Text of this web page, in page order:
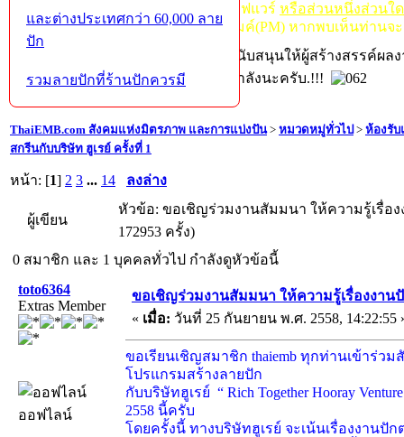
กฏ-กติกา ห้ามจำหน่าย, จ่ายแจก ซอฟแวร์ หรือส่วนหนึ่งส่วนใ
ไม่ว่าจะเป็นทางหน้าบอร์ด หรือหลังไมค์(PM) หากพบเห็นท่านจ
หากท่านถูกในในผลงาน หรืออยากสนับสนุนให้ผู้สร้างสรรค์ผล
โปรดช่วยบริจาคให้ผู้จัดทำบ้างตามกำลังนะครับ.!!!
ThaiEMB.com สังคมแห่งมิตรภาพ และการแบ่งปัน> หมวดหมู่ทั่วไป> ห้องรั
สกรีนกับบริษัท ฮูเรย์ ครั้งที่ 1
หน้า: [1] 2 3 ... 14 ลงล่าง
ผู้เขียน
หัวข้อ: ขอเชิญร่วมงานสัมมนา ให้ความรู้เรื่อ
172953 ครั้ง)
0 สมาชิก และ 1 บุคคลทั่วไป กำลังดูหัวข้อนี้
toto6364
Extras Member
ออฟไลน์
ขอเชิญร่วมงานสัมมนา ให้ความรู้เรื่องงาน
« เมื่อ: วันที่ 25 กันยายน พ.ศ. 2558, 14:22:55
ขอเรียนเชิญสมาชิก thaiemb ทุกท่านเข้าร่ว
โปรแกรมสร้างลายปัก
กับบริษัทฮูเรย์ “ Rich Together Hooray
2558 นี้ครับ
โดยครั้งนี้ ทางบริษัทฮูเรย์ จะเน้นเรื่องงานปั
และต่างประเทศกว่า 60,000 ลาย
ปัก
รวมลายปักที่ร้านปักควรมี